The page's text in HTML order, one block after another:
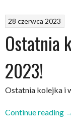
28 czerwca 2023
Ostatnia
2023!
Ostatnia kolejka i
Continue reading